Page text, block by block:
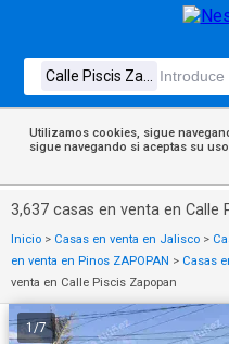
Utilizamos cookies, sigue
sigue navegando si aceptas su
3,637 casas en venta en Calle
Inicio > Casas en venta en Jalisco >
en venta en Pinos ZAPOPAN > Casas
venta en Calle Piscis Zapopan
1/7